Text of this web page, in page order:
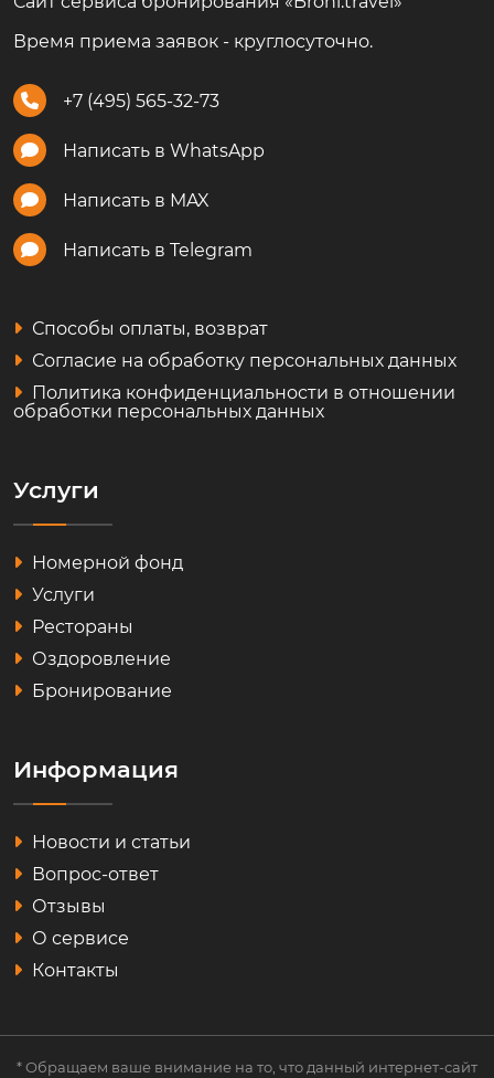
Время приема заявок - круглосуточно.
+7 (495) 565-32-73
Написать в WhatsApp
Написать в MAX
Написать в Telegram
Способы оплаты, возврат
Согласие на обработку персональных данных
Политика конфиденциальности в отношении
обработки персональных данных
Услуги
Номерной фонд
Услуги
Рестораны
Оздоровление
Бронирование
Информация
Новости и статьи
Вопрос-ответ
Отзывы
О сервисе
Контакты
* Обращаем ваше внимание на то, что данный интернет-сайт